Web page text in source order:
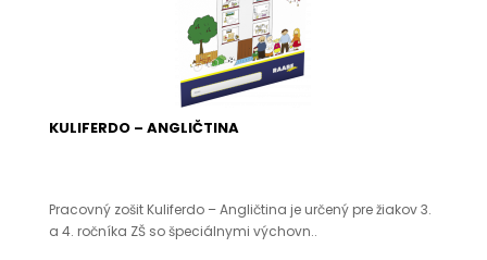
KULIFERDO – ANGLIČTINA
Pracovný zošit Kuliferdo – Angličtina je určený pre žiakov 3.
a 4. ročníka ZŠ so špeciálnymi výchovn..